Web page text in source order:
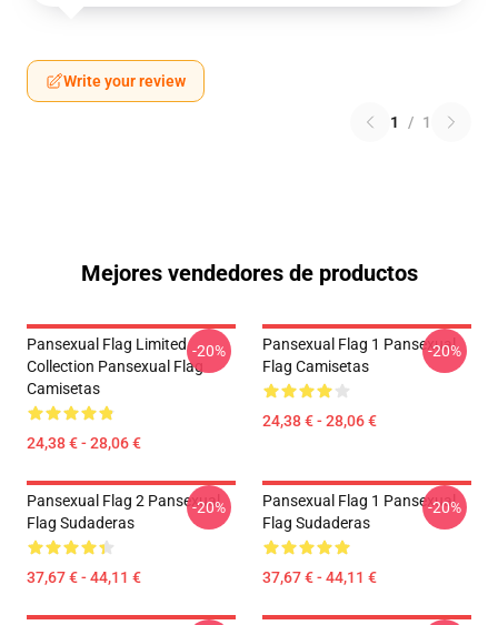
Write your review
1 / 1
Mejores vendedores de productos
Pansexual Flag Limited
Collection Pansexual Flag
Camisetas
24,38 € - 28,06 €
-20%
Pansexual Flag 1 Pansexual
Flag Camisetas
24,38 € - 28,06 €
-20%
Pansexual Flag 2 Pansexual
Flag Sudaderas
37,67 € - 44,11 €
-20%
Pansexual Flag 1 Pansexual
Flag Sudaderas
37,67 € - 44,11 €
-20%